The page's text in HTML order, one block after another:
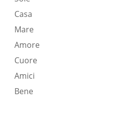
Casa
Mare
Amore
Cuore
Amici
Bene